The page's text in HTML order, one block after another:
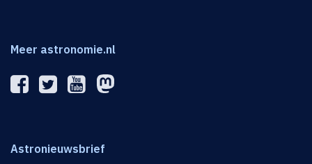
Meer astronomie.nl
Astronieuwsbrief